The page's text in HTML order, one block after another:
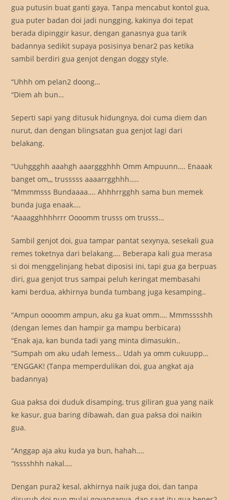
gua putusin buat ganti gaya. Tanpa mencabut kontol gua,
gua puter badan doi jadi nungging, kakinya doi tepat
berada dipinggir kasur, dengan ganasnya gua tarik
badannya sedikit supaya posisinya benar2 pas ketika
sambil berdiri gua genjot dengan doggy style.
“Uhhh om pelan2 doong…
“Diem ah bun…
Seperti sapi yang ditusuk hidungnya, doi cuma diem dan
nurut, dan dengan blingsatan gua genjot lagi dari
belakang.
“Uuhggghh aaahgh aaarggghhh Omm Ampuunn…. Enaaak
banget om,,, trusssss aaaarrgghhh…..
“Mmmmsss Bundaaaa…. Ahhhrrgghh sama bun memek
bunda juga enaak….
“Aaaagghhhhrrr Oooomm trusss om trusss…
Sambil genjot doi, gua tampar pantat sexynya, sesekali gua
remes toketnya dari belakang…. Beberapa kali gua merasa
si doi menggelinjang hebat diposisi ini, tapi gua ga berpuas
diri, gua genjot trus sampai peluh keringat membasahi
kami berdua, akhirnya bunda tumbang juga kesamping..
“Ampun oooomm ampun, aku ga kuat omm…. Mmmsssshh
(dengan lemes dan hampir ga mampu berbicara)
“Enak aja, kan bunda tadi yang minta dimasukin..
“Sumpah om aku udah lemess… Udah ya omm cukuupp…
“ENGGAK! (Tanpa memperdulikan doi, gua angkat aja
badannya)
Gua paksa doi duduk disamping, trus giliran gua yang naik
ke kasur, gua baring dibawah, dan gua paksa doi naikin
gua.
“Anggap aja aku kuda ya bun, hahah….
“Isssshhh nakal….
Dengan pura2 kesal, akhirnya naik juga doi, dan tanpa